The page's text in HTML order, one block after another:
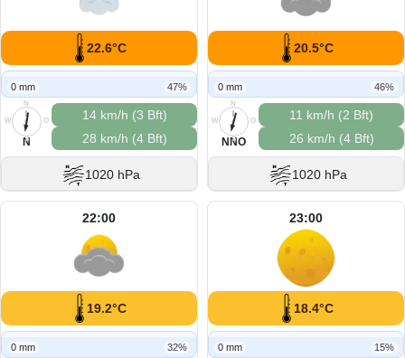
22.6°C
0 mm 47%
N
O
S
W
N
14 km/h (3 Bft)
28 km/h (4 Bft)
1020 hPa
20.5°C
0 mm 46%
N
O
S
W
NNO
11 km/h (2 Bft)
26 km/h (4 Bft)
1020 hPa
22:00
19.2°C
0 mm 32%
23:00
18.4°C
0 mm 15%